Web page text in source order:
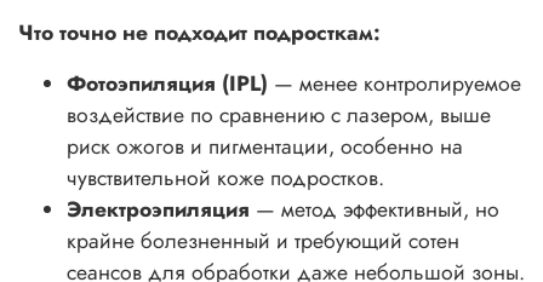
Что точно не подходит подросткам:
Фотоэпиляция (IPL) — менее контролируемое
воздействие по сравнению с лазером, выше
риск ожогов и пигментации, особенно на
чувствительной коже подростков.
Электроэпиляция — метод эффективный, но
крайне болезненный и требующий сотен
сеансов для обработки даже небольшой зоны.